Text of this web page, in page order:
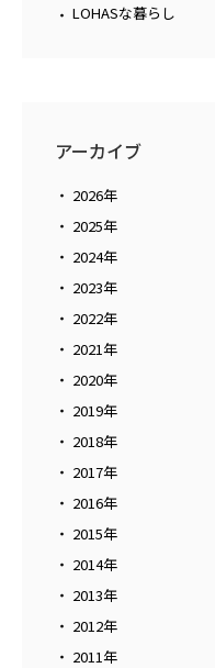
LOHASな暮らし
アーカイブ
2026年
2025年
2024年
2023年
2022年
2021年
2020年
2019年
2018年
2017年
2016年
2015年
2014年
2013年
2012年
2011年